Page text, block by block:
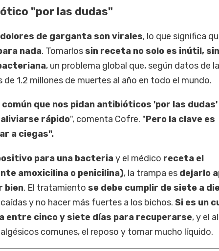
"por las dudas"
de garganta son virales, lo que significa
nada. Tomarlos sin receta no solo es inútil,
, un problema global que, según datos de
1.2 millones de muertes al año en todo el mundo.
que nos pidan antibióticos 'por las dudas'
rápido", comenta Cofre. "Pero la clave es
a ciegas".
para una bacteriay el médico receta el
amoxicilina o penicilina), la trampa es dejarlo
bien. El tratamiento se debe cumplir de siete a
y no hacer más fuertes a los bichos. Si es un
entre cinco y siete días para recuperarse, y el
comunes, el reposo y tomar mucho líquido.